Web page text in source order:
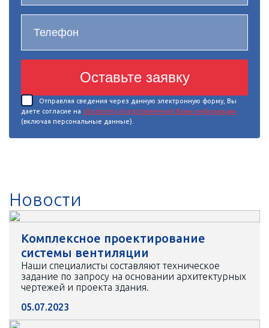
Оставьте заявку
Отправляя сведения через данную электронную форму, Вы
даете согласие на обработку представленной Вами информации
(включая персональные данные).
Новости
Комплексное проектирование
системы вентиляции
Наши специалисты составляют техническое
задание по запросу на основании архитектурных
чертежей и проекта здания.
05.07.2023